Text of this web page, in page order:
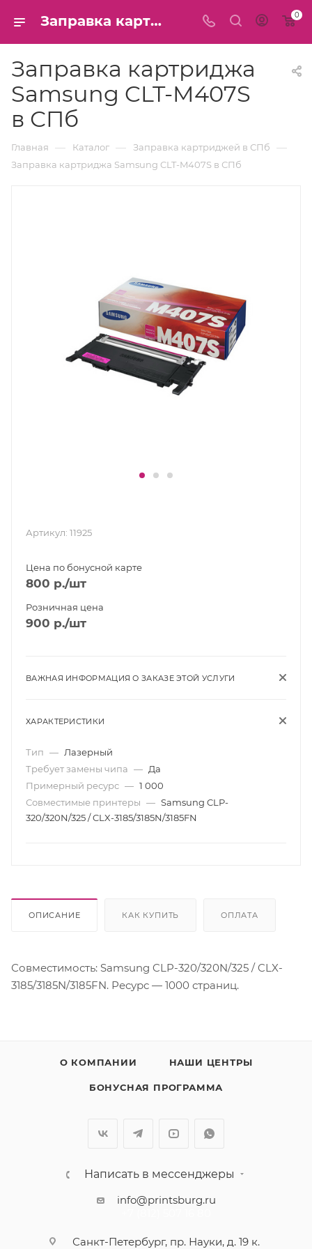
Заправка картриджа Samsung CLT-M407S в СПб 0
Заправка картриджа
Samsung CLT-M407S
в СПб
Главная — Каталог — Заправка картриджей в СПб —
Заправка картриджа Samsung CLT-M407S в СПб
Артикул: 11925
Цена по бонусной карте
800 р./шт
Розничная цена
900 р./шт
ВАЖНАЯ ИНФОРМАЦИЯ О ЗАКАЗЕ ЭТОЙ УСЛУГИ
ХАРАКТЕРИСТИКИ
Тип — Лазерный
Требует замены чипа — Да
Примерный ресурс — 1 000
Совместимые принтеры — Samsung CLP-
320/320N/325 / CLX-3185/3185N/3185FN
ОПИСАНИЕ КАК КУПИТЬ ОПЛАТА
Совместимость: Samsung CLP-320/320N/325 / CLX-
3185/3185N/3185FN. Ресурс — 1000 страниц.
О КОМПАНИИ НАШИ ЦЕНТРЫ
БОНУСНАЯ ПРОГРАММА
Написать в мессенджеры
info@printsburg.ru
Санкт-Петербург, пр. Науки, д. 19 к.